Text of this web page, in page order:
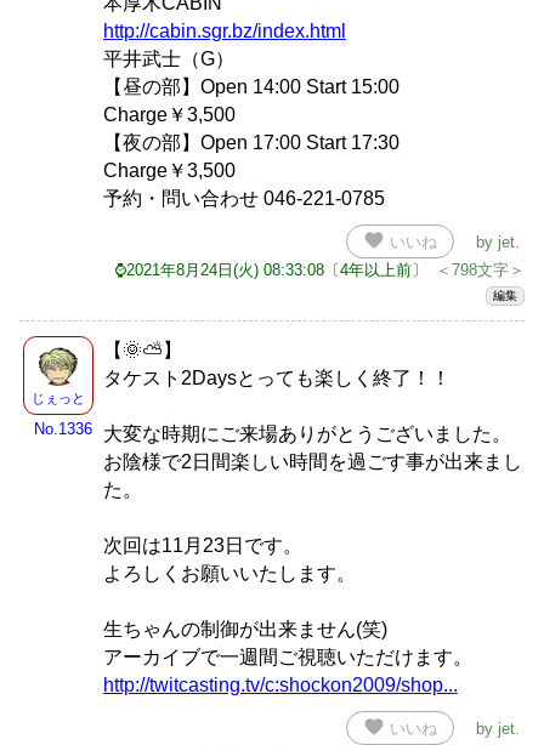
http://cabin.sgr.bz/index.html
平井武士（G）
【昼の部】Open 14:00 Start 15:00
Charge￥3,500
【夜の部】Open 17:00 Start 17:30
Charge￥3,500
予約・問い合わせ 046-221-0785
favorite いいね by jet
⌚2021年8月24日(火) 08:33:08〔4年以上前〕
＜798文字＞
編集
じぇっと
No.1336
【🌞⛅】
タケスト2Daysとっても楽しく終了！！
大変な時期にご来場ありがとうございました。
お陰様で2日間楽しい時間を過ごす事が出来まし
た。
次回は11月23日です。
よろしくお願いいたします。
生ちゃんの制御が出来ません(笑)
アーカイブで一週間ご視聴いただけます。
http://twitcasting.tv/c:shockon2009/shop...
favorite いいね by jet